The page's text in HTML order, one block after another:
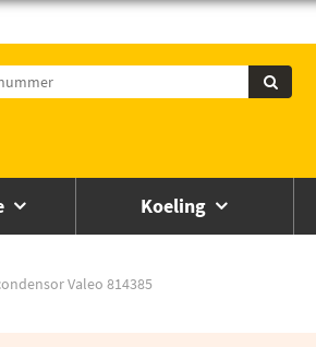
Koeling
Valeo 814385